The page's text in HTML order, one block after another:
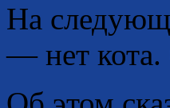
На
— нет кота.